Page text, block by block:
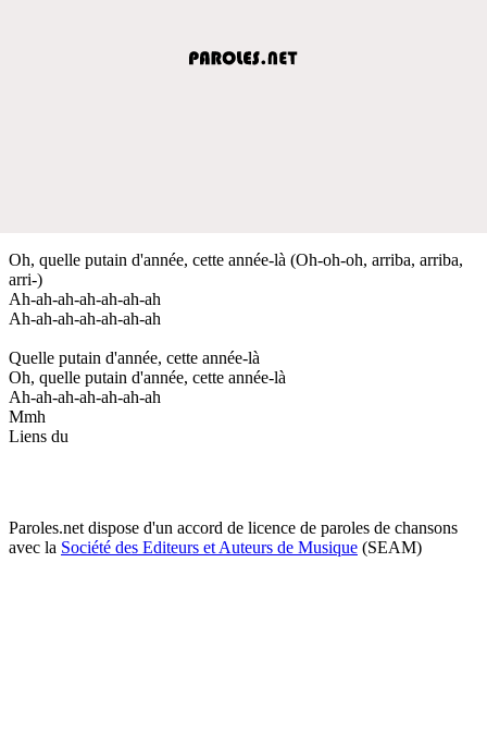
Oh, quelle putain d'année, cette année-là (Oh-oh-oh, arriba, arriba,
arri-)
Ah-ah-ah-ah-ah-ah-ah
Ah-ah-ah-ah-ah-ah-ah
Quelle putain d'année, cette année-là
Oh, quelle putain d'année, cette année-là
Ah-ah-ah-ah-ah-ah-ah
Mmh
Liens du
Paroles.net dispose d'un accord de licence de paroles de chansons
avec la Société des Editeurs et Auteurs de Musique (SEAM)